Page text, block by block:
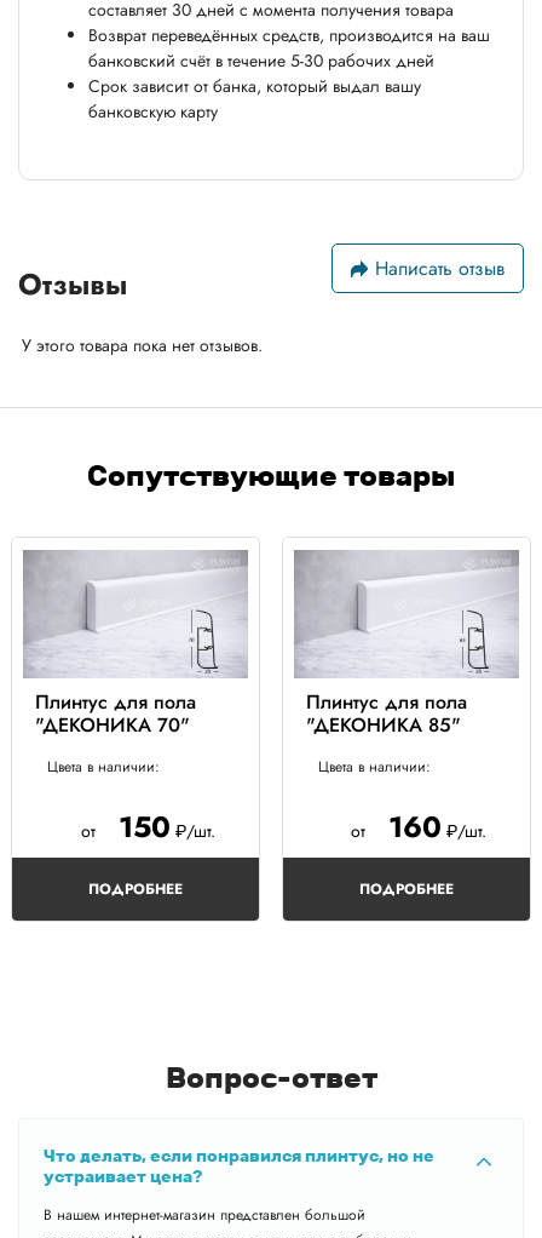
составляет 30 дней с момента получения товара
Возврат переведённых средств, производится на ваш
банковский счёт в течение 5-30 рабочих дней
Срок зависит от банка, который выдал вашу
банковскую карту
Отзывы Написать отзыв
У этого товара пока нет отзывов.
Сопутствующие товары
Плинтус для пола
"ДЕКОНИКА 70"
Цвета в наличии:
от 150 ₽/шт.
ПОДРОБНЕЕ
Плинтус для пола
"ДЕКОНИКА 85"
Цвета в наличии:
от 160 ₽/шт.
ПОДРОБНЕЕ
Вопрос-ответ
Что делать, если понравился плинтус, но не
устраивает цена?
В нашем интернет-магазин представлен большой